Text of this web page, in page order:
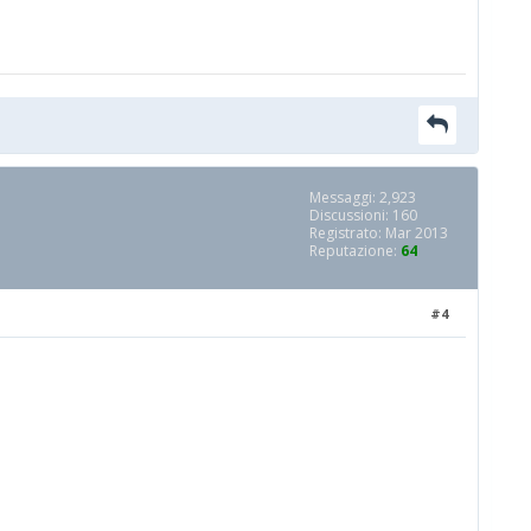
Messaggi: 2,923
Discussioni: 160
Registrato: Mar 2013
Reputazione: 64
#4